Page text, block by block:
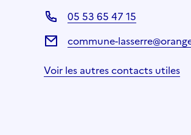
05 53 65 47 15
commune-
Voir les autres contacts utiles